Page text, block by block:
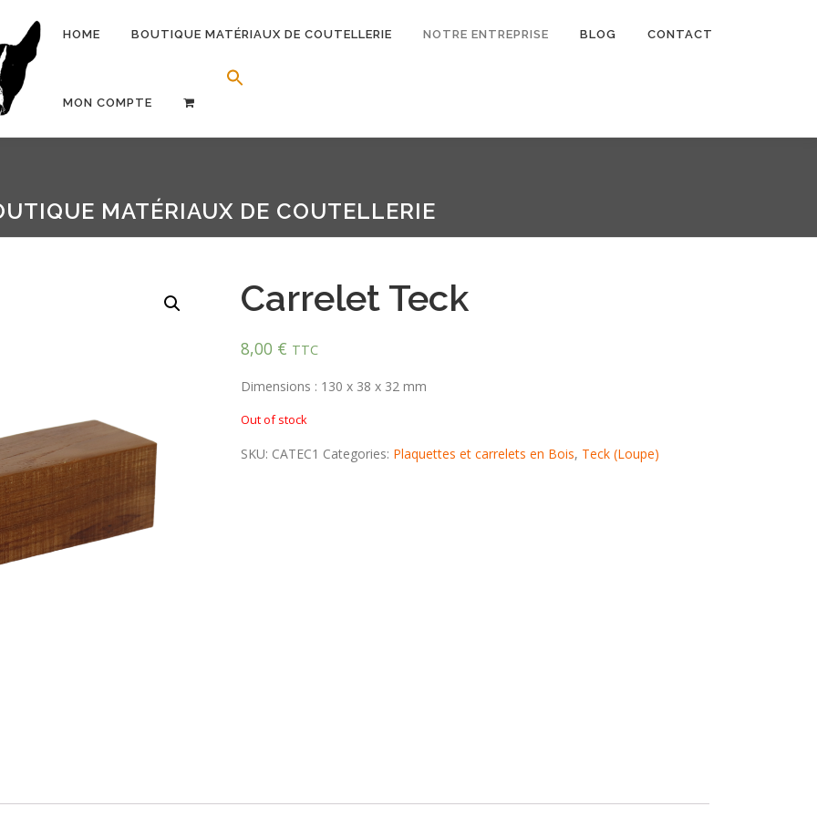
HOME BOUTIQUE MATÉRIAUX DE COUTELLERIE NOTRE ENTREPRISE BLOG CONTACT
MON COMPTE
MATÉRIAUX DE COUTELLERIE
Carrelet Teck
8,00 € TTC
Dimensions : 130 x 38 x 32 mm
Out of stock
SKU: CATEC1 Categories: Plaquettes et carrelets en Bois, Teck (Loupe)